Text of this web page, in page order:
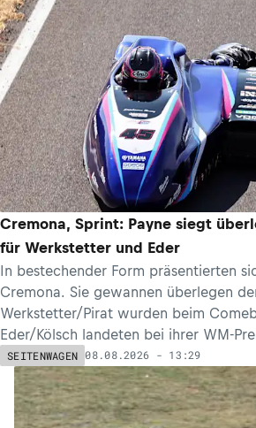
Cremona, Sprint: Payne siegt
für Werkstetter und Eder
In bestechender Form präsentierten
Cremona. Sie gewannen überlegen
Werkstetter/Pirat wurden beim
Eder/Kölsch landeten bei ihrer WM-
SEITENWAGEN 08.08.2026 - 13:29